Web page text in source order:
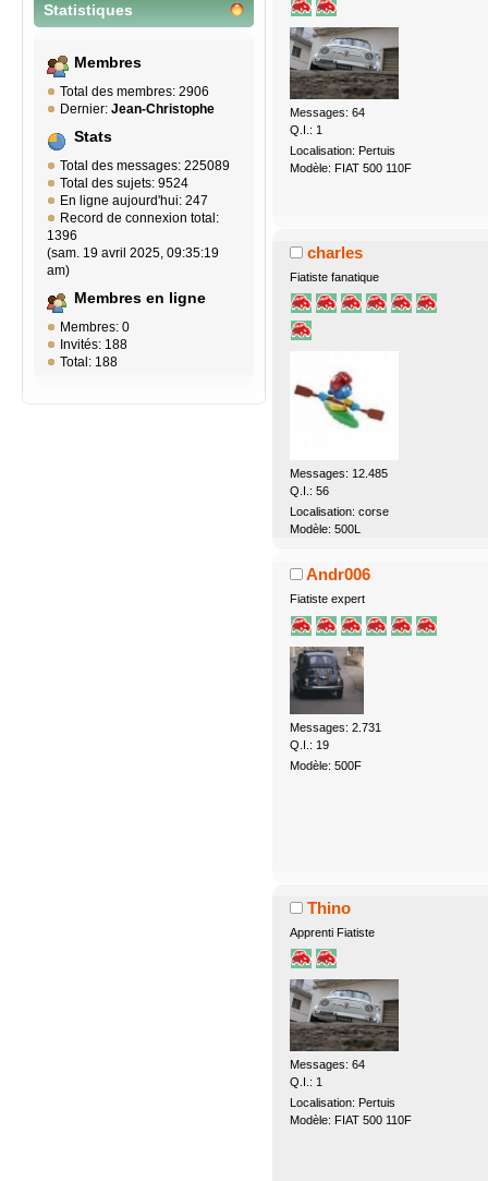
Statistiques
Membres
Total des membres: 2906
Dernier: Jean-Christophe
Stats
Total des messages: 225089
Total des sujets: 9524
En ligne aujourd'hui: 247
Record de connexion total:
1396
(sam. 19 avril 2025, 09:35:19
am)
Membres en ligne
Membres: 0
Invités: 188
Total: 188
Messages: 64
Q.I.: 1
Localisation: Pertuis
Modèle: FIAT 500 110F
charles
Fiatiste fanatique
Messages: 12.485
Q.I.: 56
Localisation: corse
Modèle: 500L
Andr006
Fiatiste expert
Messages: 2.731
Q.I.: 19
Modèle: 500F
Thino
Apprenti Fiatiste
Messages: 64
Q.I.: 1
Localisation: Pertuis
Modèle: FIAT 500 110F